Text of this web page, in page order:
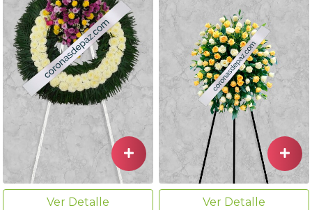
Ver Detalle
Ver Detalle